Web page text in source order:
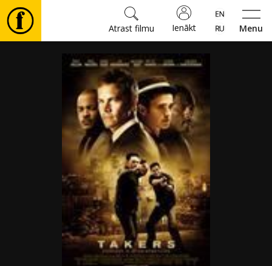
Menu
Ienākt
Atrast filmu
Biļetes
Pasākumi